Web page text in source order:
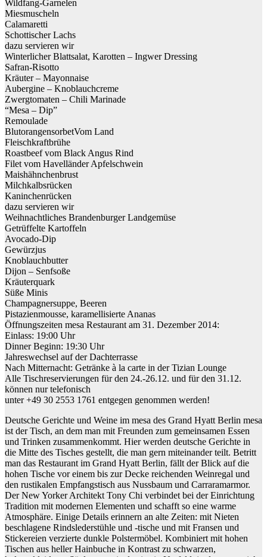
Wildfang-Garnelen
Miesmuscheln
Calamaretti
Schottischer Lachs
dazu servieren wir
Winterlicher Blattsalat, Karotten – Ingwer Dressing
Safran-Risotto
Kräuter – Mayonnaise
Aubergine – Knoblauchcreme
Zwergtomaten – Chili Marinade
“Mesa – Dip”
Remoulade
BlutorangensorbetVom Land
Fleischkraftbrühe
Roastbeef vom Black Angus Rind
Filet vom Havelländer Apfelschwein
Maishähnchenbrust
Milchkalbsrücken
Kaninchenrücken
dazu servieren wir
Weihnachtliches Brandenburger Landgemüse
Getrüffelte Kartoffeln
Avocado-Dip
Gewürzjus
Knoblauchbutter
Dijon – Senfsoße
Kräuterquark
Süße Minis
Champagnersuppe, Beeren
Pistazienmousse, karamellisierte Ananas
Öffnungszeiten mesa Restaurant am 31. Dezember 2014:
Einlass: 19:00 Uhr
Dinner Beginn: 19:30 Uhr
Jahreswechsel auf der Dachterrasse
Nach Mitternacht: Getränke à la carte in der Tizian Lounge
Alle Tischreservierungen für den 24.-26.12. und für den 31.12.
können nur telefonisch
unter +49 30 2553 1761 entgegen genommen werden!
Deutsche Gerichte und Weine im mesa des Grand Hyatt Berlin mesa
ist der Tisch, an dem man mit Freunden zum gemeinsamen Essen
und Trinken zusammenkommt. Hier werden deutsche Gerichte in
die Mitte des Tisches gestellt, die man gern miteinander teilt. Betritt
man das Restaurant im Grand Hyatt Berlin, fällt der Blick auf die
hohen Tische vor einem bis zur Decke reichenden Weinregal und
den rustikalen Empfangstisch aus Nussbaum und Carraramarmor.
Der New Yorker Architekt Tony Chi verbindet bei der Einrichtung
Tradition mit modernen Elementen und schafft so eine warme
Atmosphäre. Einige Details erinnern an alte Zeiten: mit Nieten
beschlagene Rindslederstühle und -tische und mit Fransen und
Stickereien verzierte dunkle Polstermöbel. Kombiniert mit hohen
Tischen aus heller Hainbuche in Kontrast zu schwarzen,